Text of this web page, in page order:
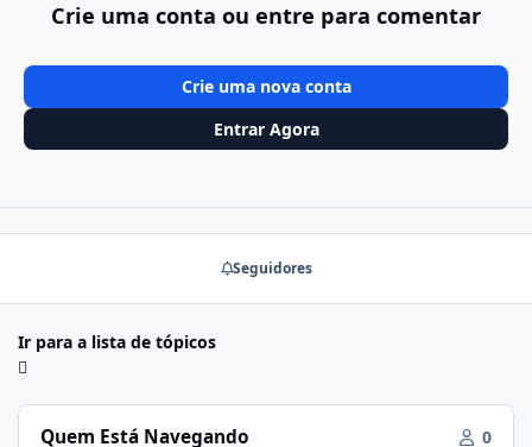
Crie uma conta ou entre para comentar
Crie uma nova conta
Entrar Agora
Seguidores
Ir para a lista de tópicos
Quem Está Navegando 0